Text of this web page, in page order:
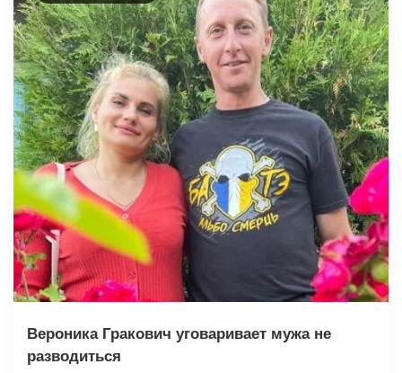
Вероника Гракович уговаривает мужа не
разводиться